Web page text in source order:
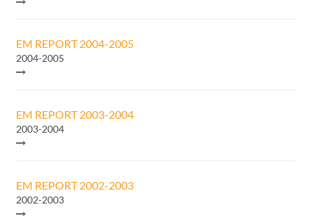
EM REPORT 2004-2005
2004-2005
EM REPORT 2003-2004
2003-2004
EM REPORT 2002-2003
2002-2003